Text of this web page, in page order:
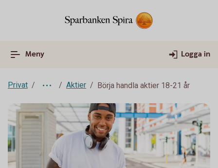
Meny Logga in
Privat Aktier Börja handla aktier 18-21 år